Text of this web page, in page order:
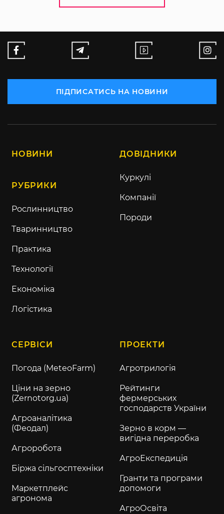
ПІДПИСАТИСЬ НА НОВИНИ
НОВИНИ
РУБРИКИ
Рослинництво
Тваринництво
Практика
Технології
Економіка
Логістика
ДОВІДНИКИ
Куркулі
Компанії
Породи
СЕРВІСИ
Погода (MeteoFarm)
Ціни на зерно
(Zernotorg.ua)
Агроаналітика
(Феодал)
Агроробота
Біржа сільгосптехніки
Маркетплейс
агронома
ПРОЕКТИ
Агротрилогія
Рейтинги
фермерських
господарств України
Зерно в корм —
вигідна переробка
АгроЕкспедиція
Гранти та програми
допомоги
АгроОсвіта